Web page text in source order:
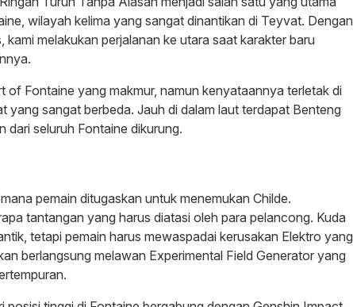
wilayah kelima yang sangat dinantikan di Teyvat. Dengan
melakukan perjalanan ke utara saat karakter baru
of Fontaine yang makmur, namun kenyataannya terletak di
yang sangat berbeda. Jauh di dalam laut terdapat Benteng
seluruh Fontaine dikurung.
pemain ditugaskan untuk menemukan Childe.
tantangan yang harus diatasi oleh para pelancong. Kuda
tetapi pemain harus mewaspadai kerusakan Elektro yang
berlangsung melawan Experimental Field Generator yang